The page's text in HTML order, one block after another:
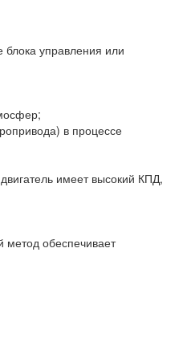
управления или
в процессе
имеет высокий КПД,
обеспечивает